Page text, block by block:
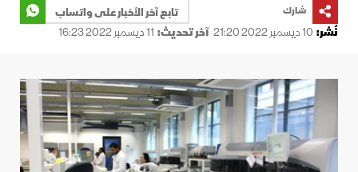
شارك
تابع آخر الأخبار على واتساب
نُشر: 10 ديسمبر 2022 21:20 آخر تحديث: 11 ديسمبر 2022 16:23